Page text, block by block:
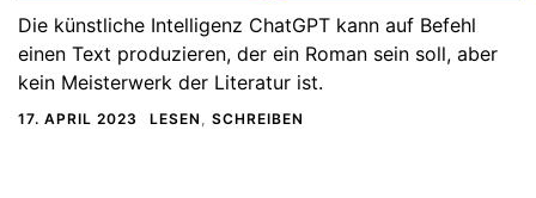
Die künstliche Intelligenz ChatGPT kann auf Befehl
einen Text produzieren, der ein Roman sein soll, aber
kein Meisterwerk der Literatur ist.
17. APRIL 2023 LESEN SCHREIBEN